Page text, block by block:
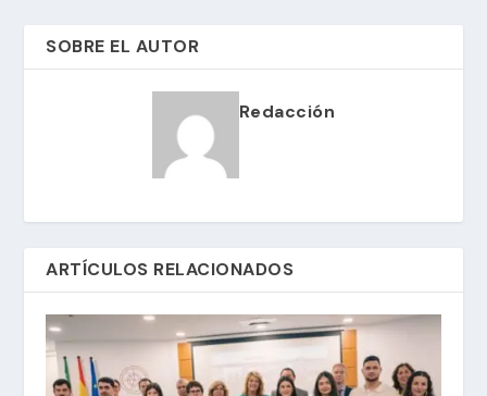
SOBRE EL AUTOR
Redacción
ARTÍCULOS RELACIONADOS